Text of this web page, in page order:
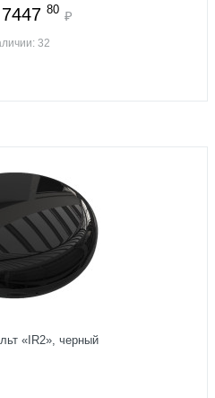
7447 80 ₽
32
«IR2», черный